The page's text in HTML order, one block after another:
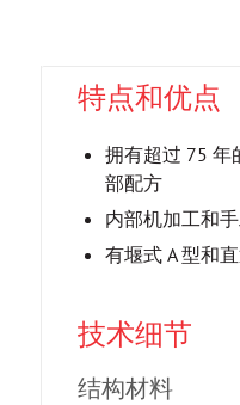
特点和优点
拥有超过 75 年
部配方
内部机加工和
有堰式 A 型和
技术细节
结构材料